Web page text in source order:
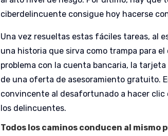
ciberdelincuente consigue hoy hacerse
Una vez resueltas estas fáciles tareas, al
una historia que sirva como trampa para
problema con la cuenta bancaria, la
de una oferta de asesoramiento gratuito.
convincente al desafortunado a hacer clic
los delincuentes.
Todos los caminos conducen al mismo